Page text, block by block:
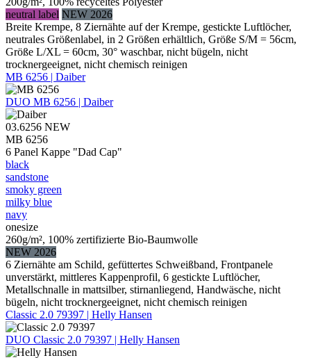
neutral label NEW 2026
Breite Krempe, 8 Ziernähte auf der Krempe, gestickte Luftlöcher,
neutrales Größenlabel, in 2 Größen erhältlich, Größe S/M = 56cm,
Größe L/XL = 60cm, 30° waschbar, nicht bügeln, nicht
trocknergeeignet, nicht chemisch reinigen
MB 6256 | Daiber
DUO MB 6256 | Daiber
03.6256 NEW
MB 6256
6 Panel Kappe "Dad Cap"
black
sandstone
smoky green
milky blue
navy
onesize
260g/m², 100% zertifizierte Bio-Baumwolle
NEW 2026
6 Ziernähte am Schild, gefüttertes Schweißband, Frontpanele
unverstärkt, mittleres Kappenprofil, 6 gestickte Luftlöcher,
Metallschnalle in mattsilber, stirnanliegend, Handwäsche, nicht
bügeln, nicht trocknergeeignet, nicht chemisch reinigen
Classic 2.0 79397 | Helly Hansen
DUO Classic 2.0 79397 | Helly Hansen